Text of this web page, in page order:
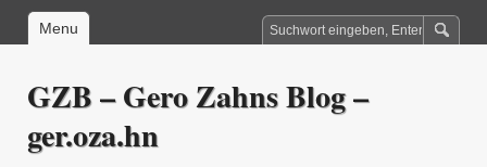
Menu
GZB – Gero Zahns Blog –
ger.oza.hn